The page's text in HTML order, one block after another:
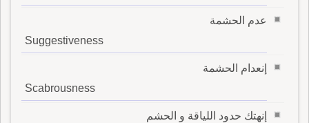
عدم الحشمة
Suggestiveness
إنعدام الحشمة
Scabrousness
إنهتك حدود اللياقة و الحشم